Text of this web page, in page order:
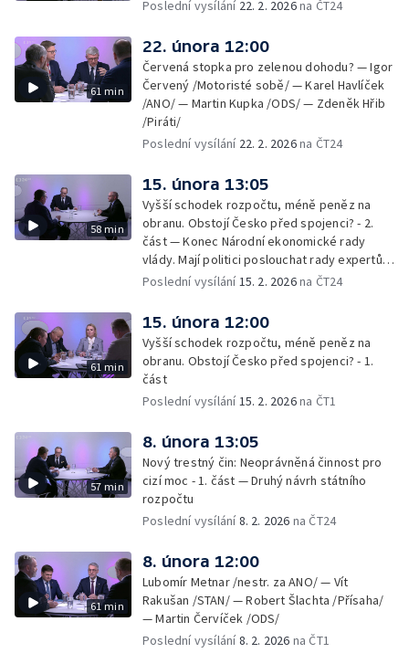
Poslední vysílání 22. 2. 2026na ČT24
61 min
22. února 12:00
Červená stopka pro zelenou dohodu? — Igor
Červený /Motoristé sobě/ — Karel Havlíček
/ANO/ — Martin Kupka /ODS/ — Zdeněk Hřib
/Piráti/
Poslední vysílání 22. 2. 2026na ČT24
58 min
15. února 13:05
Vyšší schodek rozpočtu, méně peněz na
obranu. Obstojí Česko před spojenci? - 2.
část — Konec Národní ekonomické rady
vlády. Mají politici poslouchat rady expertů,
nebo mají svou hlavu?
Poslední vysílání 15. 2. 2026na ČT24
61 min
15. února 12:00
Vyšší schodek rozpočtu, méně peněz na
obranu. Obstojí Česko před spojenci? - 1.
část
Poslední vysílání 15. 2. 2026na ČT1
57 min
8. února 13:05
Nový trestný čin: Neoprávněná činnost pro
cizí moc - 1. část — Druhý návrh státního
rozpočtu
Poslední vysílání8. 2. 2026 na ČT24
61 min
8. února 12:00
Lubomír Metnar /nestr. za ANO/ — Vít
Rakušan /STAN/ — Robert Šlachta /Přísaha/
— Martin Červíček /ODS/
Poslední vysílání8. 2. 2026 na ČT1